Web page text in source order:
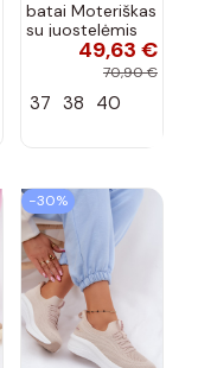
batai Moteriškas
su juostelėmis
su lako efektu
bordo spalvos
49,63 €
70,90 €
37 38 40
−30%